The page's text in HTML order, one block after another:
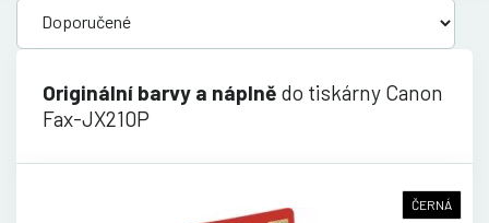
Originální barvy a náplně do tiskárny Canon
Fax-JX210P
ČERNÁ